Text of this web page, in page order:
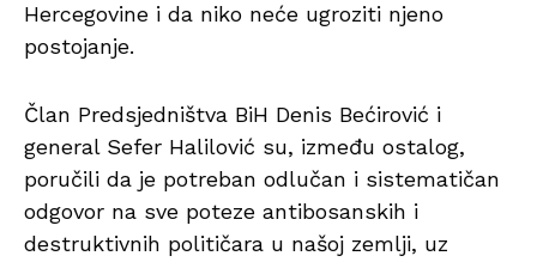
Hercegovine i da niko neće ugroziti njeno
postojanje.
Član Predsjedništva BiH Denis Bećirović i
general Sefer Halilović su, između ostalog,
poručili da je potreban odlučan i sistematičan
odgovor na sve poteze antibosanskih i
destruktivnih političara u našoj zemlji, uz